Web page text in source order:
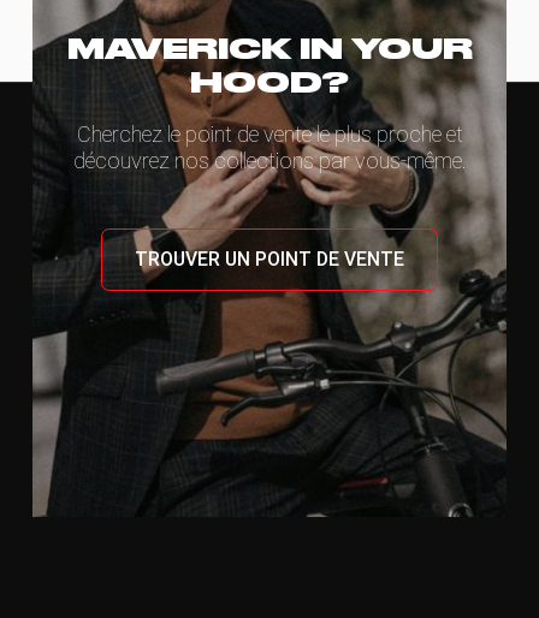
MAVERICK IN YOUR
HOOD?
Cherchez le point de vente le plus proche et
découvrez nos collections par vous-même.
TROUVER UN POINT DE VENTE